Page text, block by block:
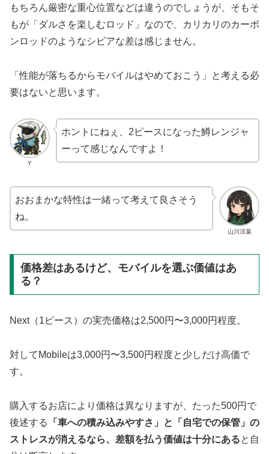
もちろん厳密な重心位置などは違うのでしょうが、そもそ
もが「ダルさを楽しむロッド」なので、カリカリのカーボ
ンロッドのようなシビアな差は感じません。
「性能が落ちるからモバイルはやめておこう」と考える必
要はないと思います。
Y
ホントにねぇ、2ピースになった鱒レンジャ
ーって感じなんですよ！
山川涼葉
おおまかな特性は一緒って考えて良さそう
ね。
価格差はあるけど、モバイルを選ぶ価値はあ
る？
Next（1ピース）の実売価格は2,500円〜3,000円程度。
対してMobileは3,000円〜3,500円程度と少しだけ高価で
す。
購入するお店により価格は異なりますが、たった500円で
後述する
「車への積み込みやすさ」と「自宅での保管」の
ストレスが消えるなら、差額を払う価値は十分にあると自